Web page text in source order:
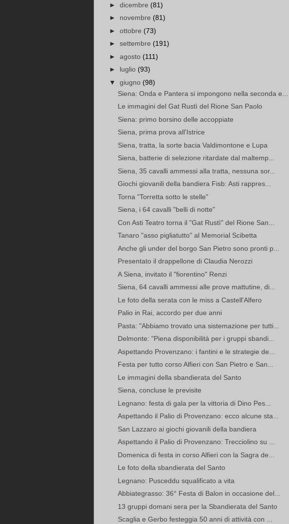
► dicembre (81)
► novembre (81)
► ottobre (73)
► settembre (191)
► agosto (111)
► luglio (93)
▼ giugno (98)
Siena: Onda e Pantera si impongono nella seconda e...
Le immagini del Gat Rustì del Rione San Paolo
Siena: primo borsino delle accoppiate
Siena, prima prova all'Istrice
Siena, tratta, la sorte bacia Valdimontone e Lupa
Siena, batterie di selezione ritardate dal maltemp...
Siena, 35 cavalli ammessi alla tratta, nessuna sor...
Giochi giovanili della bandiera Fisb: Asti rappres...
Torna "Torretta sotto le stelle"
Siena, i 64 cavalli "belli di notte"
Con Asti Teatro torna il "Gat Rustì" del Rione San...
Tanaro "asso pigliatutto" al Memorial Scibetta
Anche gli under del borgo San Pietro sono pronti p...
Presentato il drappellone di Claudia Nerozzi
A Siena, invitato il "fiorentino" Renzi
Siena, 64 cavalli ammessi alle prove mattutine, di...
Le foto della serata con le miss a Castell'Alfero
Palio in Rai, accordo per due anni
Pasta: "Abbiamo trovato una sistemazione per tutti...
Delmonte: "Piena disponibilità per i gruppi sbandi...
Aspettando Provenzano: i fantini e le strategie de...
Festa per tutto corso Alfieri con San Pietro e San...
Le immagini della sbandierata del Santo
Siena, concluse le previsite
Legnano: festa di gala per la vittoria di Dino Pes...
Aspettando il Palio di Provenzano: ecco alcune sta...
San Lazzaro ai giochi giovanili della bandiera
Aspettando il Palio di Provenzano: Trecciolino su ...
Domenica di festa in corso Alfieri con la Sagra de...
Le foto della sbandierata del Santo
Legnano: Pusceddu squalificato a vita
Abbiategrasso: 36° Festa di Balon in occasione del...
13 gruppi domani sera per la Sbandierata del Santo
Scaglia e Gerbo festeggia 50 anni di attività con ...